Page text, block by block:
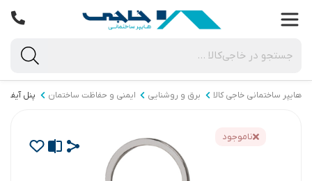
هایپر ساختمانی خاجی‌ کالا برق و روشنایی ایمنی و حفاظت ساختمان پنل
ناموجود